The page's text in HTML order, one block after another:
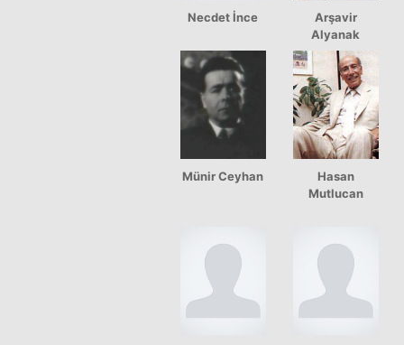
Necdet İnce
Arşavir
Alyanak
Münir Ceyhan
Hasan
Mutlucan